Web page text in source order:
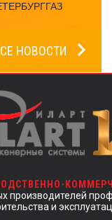
НОВОСТИ
производителей
и